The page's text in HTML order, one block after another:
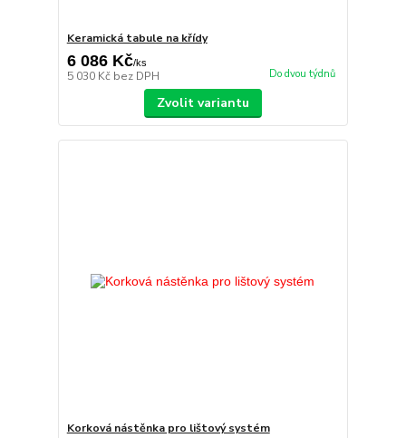
Keramická tabule na křídy
6 086 Kč/ks
5 030 Kč bez DPH Do dvou týdnů
Zvolit variantu
Korková nástěnka pro lištový systém